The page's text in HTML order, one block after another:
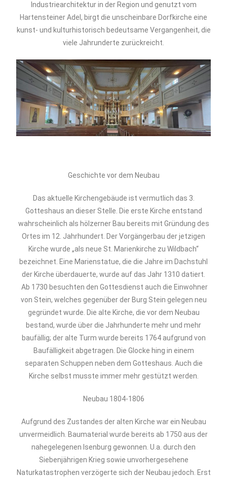
Industriearchitektur in der Region und genutzt vom
Hartensteiner Adel, birgt die unscheinbare Dorfkirche eine
kunst- und kulturhistorisch bedeutsame Vergangenheit, die
viele Jahrunderte zurückreicht.
Geschichte vor dem Neubau
Das aktuelle Kirchengebäude ist vermutlich das 3.
Gotteshaus an dieser Stelle. Die erste Kirche entstand
wahrscheinlich als hölzerner Bau bereits mit Gründung des
Ortes im 12. Jahrhundert. Der Vorgängerbau der jetzigen
Kirche wurde „als neue St. Marienkirche zu Wildbach“
bezeichnet. Eine Marienstatue, die die Jahre im Dachstuhl
der Kirche überdauerte, wurde auf das Jahr 1310 datiert.
Ab 1730 besuchten den Gottesdienst auch die Einwohner
von Stein, welches gegenüber der Burg Stein gelegen neu
gegründet wurde. Die alte Kirche, die vor dem Neubau
bestand, wurde über die Jahrhunderte mehr und mehr
baufällig; der alte Turm wurde bereits 1764 aufgrund von
Baufälligkeit abgetragen. Die Glocke hing in einem
separaten Schuppen neben dem Gotteshaus. Auch die
Kirche selbst musste immer mehr gestützt werden.
Neubau 1804-1806
Aufgrund des Zustandes der alten Kirche war ein Neubau
unvermeidlich. Baumaterial wurde bereits ab 1750 aus der
nahegelegenen Isenburg gewonnen. U.a. durch den
Siebenjährigen Krieg sowie unvorhergesehene
Naturkatastrophen verzögerte sich der Neubau jedoch. Erst